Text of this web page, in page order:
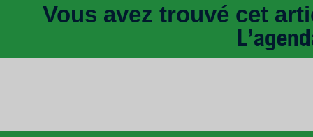
Vous avez trouvé cet